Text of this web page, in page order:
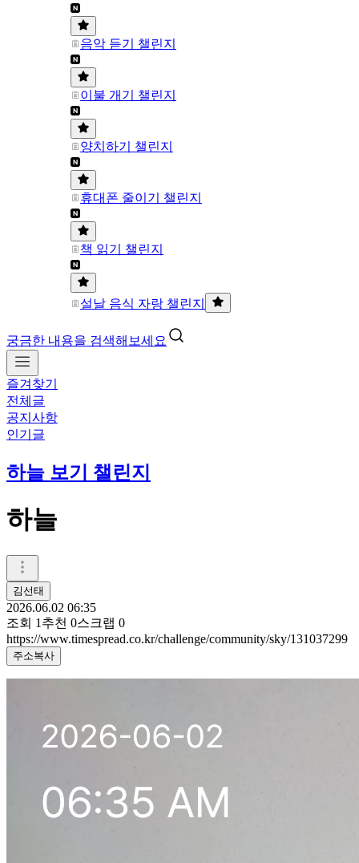
음악 듣기 챌린지
이불 개기 챌린지
양치하기 챌린지
휴대폰 줄이기 챌린지
책 읽기 챌린지
설날 음식 자랑 챌린지
궁금한 내용을 검색해보세요
즐겨찾기
전체글
공지사항
인기글
하늘 보기 챌린지
하늘
김선태
2026.06.02 06:35
조회 1 추천 0스크랩 0
https://www.timespread.co.kr/challenge/community/sky/131037299
주소복사